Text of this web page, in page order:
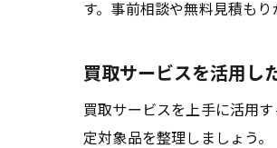
す。事前相談や無料見積も
買取サービスを活用し
買取サービスを上手に活用
定対象品を整理しましょう。